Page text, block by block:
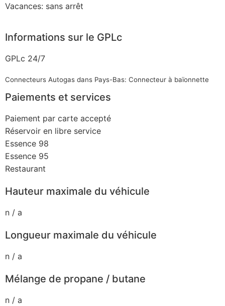
Vacances: sans arrêt
Informations sur le GPLc
GPLc 24/7
Connecteurs Autogas dans Pays-Bas: Connecteur à baïonnette
Paiements et services
Paiement par carte accepté
Réservoir en libre service
Essence 98
Essence 95
Restaurant
Hauteur maximale du véhicule
n / a
Longueur maximale du véhicule
n / a
Mélange de propane / butane
n / a